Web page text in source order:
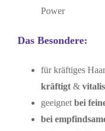
Power
Das Besondere:
für kräftiges
kräftigt &
geeignetbei
bei